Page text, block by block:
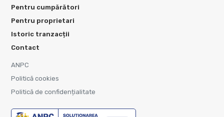
Pentru cumpărători
Pentru proprietari
Istoric tranzacții
Contact
ANPC
Politică cookies
Politică de confidențialitate